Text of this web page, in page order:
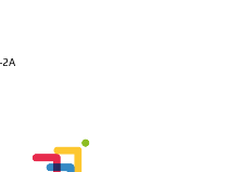
2A